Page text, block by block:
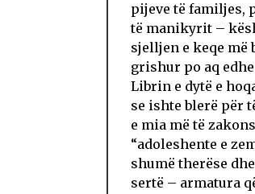
pijeve të familjes,
të manikyrit –
sjelljen e keqe më
grishur po aq
Librin e dytë e
se ishte blerë për
e mia më të
“adoleshente e
shumë therëse
sertë – armatura